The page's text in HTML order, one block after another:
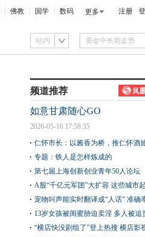
佛教 国学 数码 更多 注册
站内
频道推荐
如意甘肃随心GO
2026-05-16 17:58:35
仁怀市长：以酱香为桥，推仁怀酒
专题：铁人是怎样炼成的
第七届上海创新创业青年50人论坛
A股“千亿元军团”大扩容 这些城市
宠物叫声能实时翻译成“人话” 准确
13岁女孩被闺蜜胁迫卖淫 多人被追
“横店快没剧组了”登上热搜 横店影